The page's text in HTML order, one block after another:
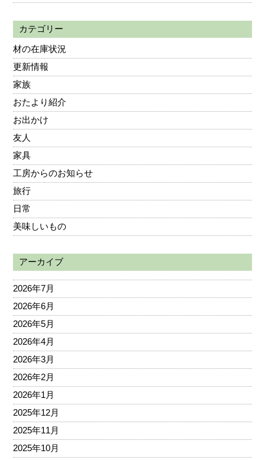
カテゴリー
材の在庫状況
更新情報
家族
おたより紹介
お出かけ
友人
家具
工房からのお知らせ
旅行
日常
美味しいもの
アーカイブ
2026年7月
2026年6月
2026年5月
2026年4月
2026年3月
2026年2月
2026年1月
2025年12月
2025年11月
2025年10月